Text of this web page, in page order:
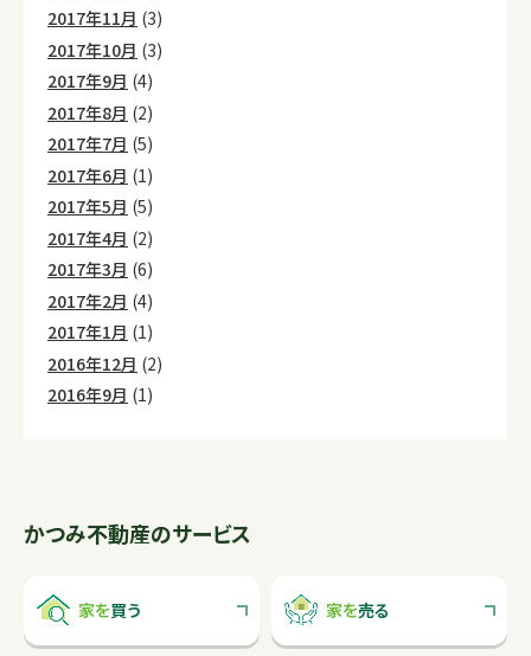
2017年11月 (3)
2017年10月 (3)
2017年9月 (4)
2017年8月 (2)
2017年7月 (5)
2017年6月 (1)
2017年5月 (5)
2017年4月 (2)
2017年3月 (6)
2017年2月 (4)
2017年1月 (1)
2016年12月 (2)
2016年9月 (1)
かつみ不動産のサービス
家を買う 家を売る